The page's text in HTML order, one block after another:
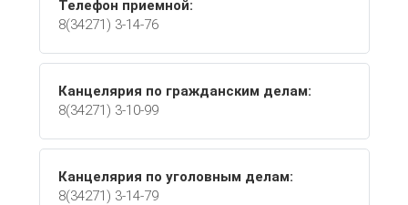
Телефон приемной:
8(34271) 3-14-76
Канцелярия по гражданским делам:
8(34271) 3-10-99
Канцелярия по уголовным делам:
8(34271) 3-14-79